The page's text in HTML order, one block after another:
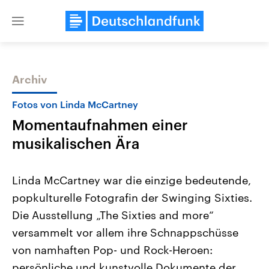
Close
Themen
USA
Aktuelle Beiträge, Analysen und
Hintergründe
Wirtschaftlich und militärisch
gehören die Vereinigten Staaten zu
den mächtigsten Ländern der Erde,
mit großem Einfluss auf das
Nahostkonflikt
Aktuelle Lage und
Der Überfall der
Terrororganisation Hamas
Oktober 2023 auf Israel
Region wieder die Gewalt
Israel möchte die Hamas
Archiv
Fotos von Linda McCartney
Momentaufnahmen einer
musikalischen Ära
Linda McCartney war die einzige bedeutende,
popkulturelle Fotografin der Swinging Sixties.
Die Ausstellung „The Sixties and more“
versammelt vor allem ihre Schnappschüsse
von namhaften Pop- und Rock-Heroen: